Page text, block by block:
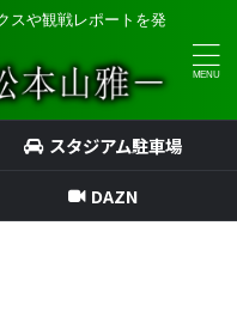
スや観戦レポートを発
スタジアム駐車場
DAZN